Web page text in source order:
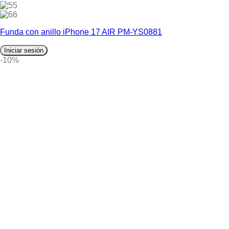
5
6
Funda con anillo iPhone 17 AIR PM-YS0881
Iniciar sesión
-10%